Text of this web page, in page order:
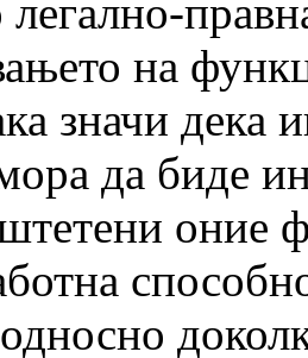
на
значи дека
да биде
оние